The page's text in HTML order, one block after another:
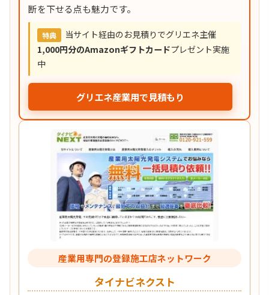
断を下せる点も魅力です。
特典
当サイト経由のお見積りでグリエネ主催
1,000円分のAmazonギフトカードプレゼント実施
中
グリエネ産業用で見積もり
産業用専門の登録施工店ネットワーク
タイナビネクスト